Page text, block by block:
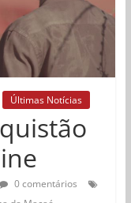
Últimas Notícias
0 comentários